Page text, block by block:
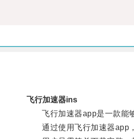
飞行加速器ins
飞行加速器app是一款能够
通过使用飞行加速器app，